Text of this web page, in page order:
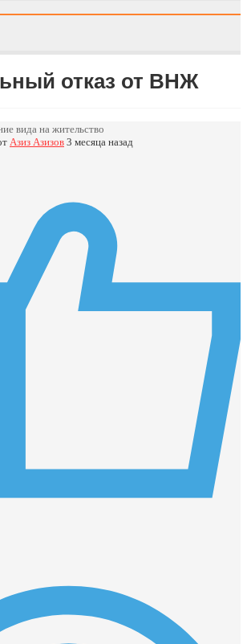
отказ от ВНЖ
вида на жительство
Азиз Азизов 3 месяца назад